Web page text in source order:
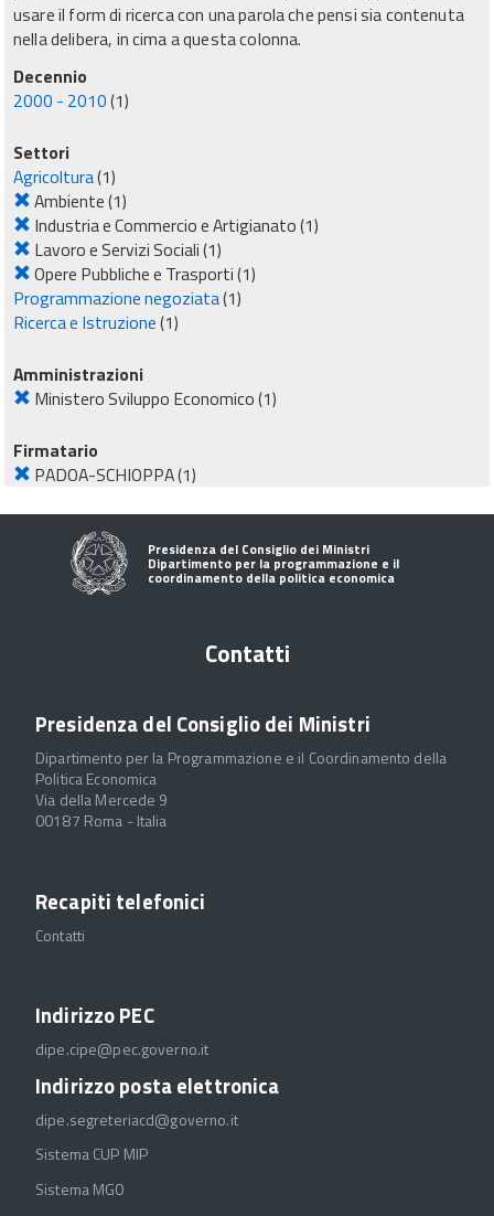
usare il form di ricerca con una parola che pensi sia contenuta
nella delibera, in cima a questa colonna.
Decennio
2000 - 2010(1)
Settori
Agricoltura(1)
Ambiente(1)
Industria e Commercio e Artigianato(1)
Lavoro e Servizi Sociali(1)
Opere Pubbliche e Trasporti(1)
Programmazione negoziata(1)
Ricerca e Istruzione(1)
Amministrazioni
Ministero Sviluppo Economico(1)
Firmatario
PADOA-SCHIOPPA(1)
Presidenza del Consiglio dei Ministri
Dipartimento per la programmazione e il
coordinamento della politica economica
Contatti
Presidenza del Consiglio dei Ministri
Dipartimento per la Programmazione e il Coordinamento della
Politica Economica
Via della Mercede 9
00187 Roma - Italia
Recapiti telefonici
Contatti
Indirizzo PEC
dipe.cipe@pec.governo.it
Indirizzo posta elettronica
dipe.segreteriacd@governo.it
Sistema CUP MIP
Sistema MGO